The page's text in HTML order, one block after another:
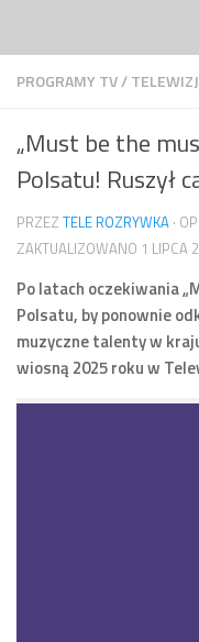
PROGRAMY TV/
„Must be the
Polsatu! Ruszył
PRZEZ TELE ROZRYWKA ·
ZAKTUALIZOWANO 1 LIPCA
Po latach oczekiwania
Polsatu, by ponownie
muzyczne talenty w
wiosną 2025 roku w